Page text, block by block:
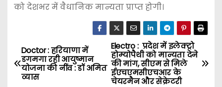
को देशभर में वैधानिक मान्यता प्राप्त होगी।
P
o
Electro : प्रदेश में इलेक्ट्रो
होम्योपैथी को मान्यता देने
की मांग, सीएम से मिले
ईएचएमसीएचआर के
चेयरमैन और सेक्रेटरी
Doctor : हरियाणा में
डगमगा रही आयुष्मान
योजना की नींव : डॉ अमित
व्यास